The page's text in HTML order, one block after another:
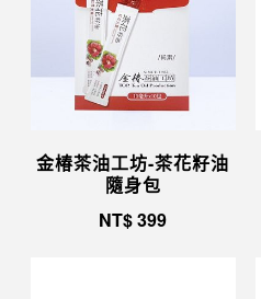
金椿茶油工坊-茶花籽油
隨身包
NT$399